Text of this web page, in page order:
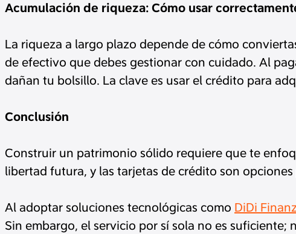
Acumulación de riqueza: Cómo usar
La riqueza a largo plazo depende de cómo
de efectivo que debes gestionar con cuidado. Al
dañan tu bolsillo. La clave es usar el crédito para
Conclusión
Construir un patrimonio sólido requiere que te
libertad futura, y las tarjetas de crédito son
Al adoptar soluciones tecnológicas como DiDi
Sin embargo, el servicio por sí sola no es suficiente;